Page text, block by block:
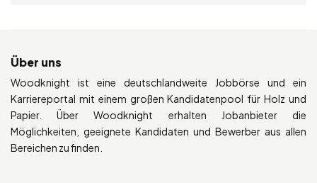
Über uns
Woodknight ist eine deutschlandweite Jobbörse und ein
Karriereportal mit einem großen Kandidatenpool für Holz und
Papier. Über Woodknight erhalten Jobanbieter die
Möglichkeiten, geeignete Kandidaten und Bewerber aus allen
Bereichen zu finden.